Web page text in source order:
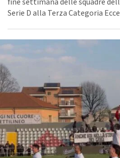
Serie D alla Terza Categoria